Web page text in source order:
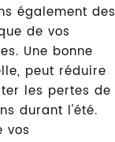
également des
de vos
Une bonne
peut réduire
les pertes de
durant l'été.
vos